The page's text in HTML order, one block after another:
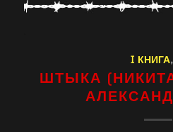
I КНИГА,
ШТЫКА